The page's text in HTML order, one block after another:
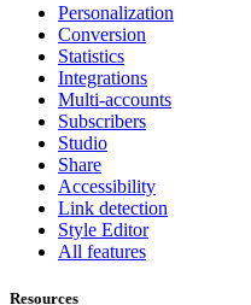
Personalization
Conversion
Statistics
Integrations
Multi-accounts
Subscribers
Studio
Share
Accessibility
Link detection
Style Editor
All features
Resources